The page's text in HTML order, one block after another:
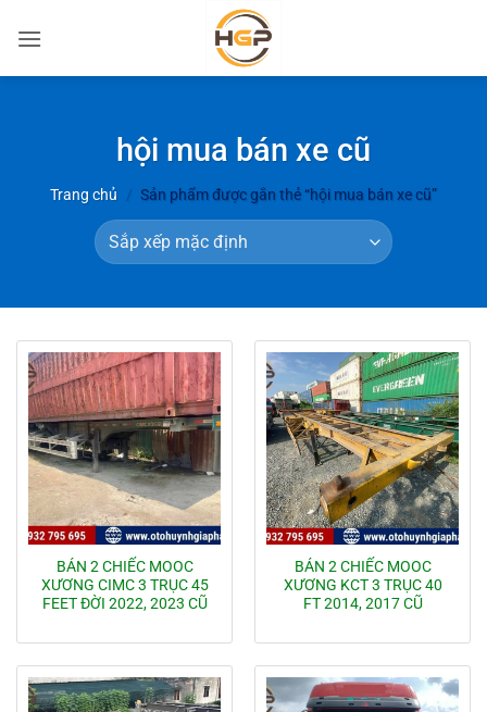
qua
hội mua bán xe cũ
Trang chủ / Sản phẩm được gắn thẻ “hội mua bán xe cũ”
BÁN 2 CHIẾC MOOC
XƯƠNG CIMC 3 TRỤC 45
FEET ĐỜI 2022, 2023 CŨ
BÁN 2 CHIẾC MOOC
XƯƠNG KCT 3 TRỤC 40
FT 2014, 2017 CŨ